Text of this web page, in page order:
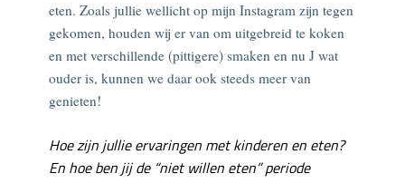
eten. Zoals jullie wellicht op mijn Instagram zijn tegen
gekomen, houden wij er van om uitgebreid te koken
en met verschillende (pittigere) smaken en nu J wat
ouder is, kunnen we daar ook steeds meer van
genieten!
Hoe zijn jullie ervaringen met kinderen en eten?
En hoe ben jij de “niet willen eten” periode